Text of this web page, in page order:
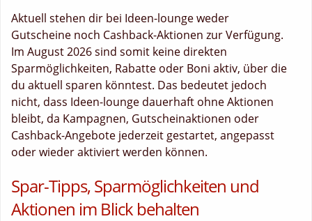
Aktuell stehen dir bei Ideen-lounge weder
Gutscheine noch Cashback-Aktionen zur Verfügung.
Im August 2026 sind somit keine direkten
Sparmöglichkeiten, Rabatte oder Boni aktiv, über die
du aktuell sparen könntest. Das bedeutet jedoch
nicht, dass Ideen-lounge dauerhaft ohne Aktionen
bleibt, da Kampagnen, Gutscheinaktionen oder
Cashback-Angebote jederzeit gestartet, angepasst
oder wieder aktiviert werden können.
Spar-Tipps, Sparmöglichkeiten und
Aktionen im Blick behalten